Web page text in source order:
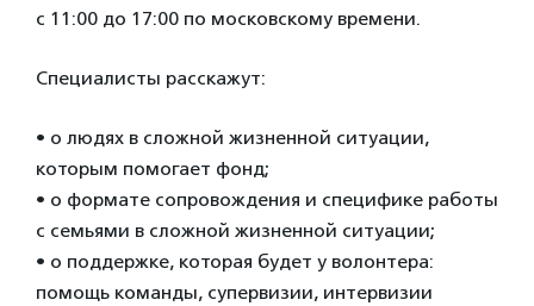
с 11:00 до 17:00 по московскому времени.
Специалисты расскажут:
•‎ о людях в сложной жизненной ситуации,
которым помогает фонд;
•‎ о формате сопровождения и специфике работы
с семьями в сложной жизненной ситуации;
•‎ о поддержке, которая будет у волонтера:
помощь команды, супервизии, интервизии